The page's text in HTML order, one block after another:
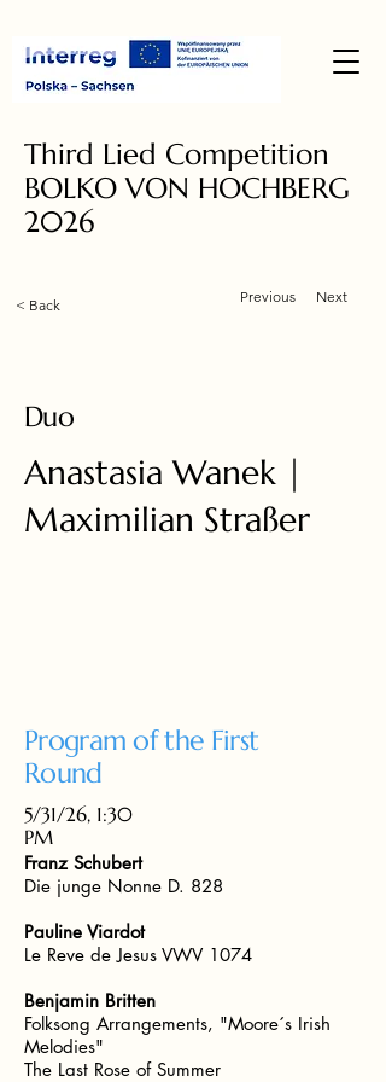
Third Lied Competition
BOLKO VON HOCHBERG
2026
< Back Previous Next
Duo
Anastasia Wanek |
Maximilian Straßer
Program of the First
Round
Franz Schubert
Die junge Nonne D. 828
Pauline Viardot
Le Reve de Jesus VWV 1074
Benjamin Britten
Folksong Arrangements, "Moore´s Irish
Melodies"
The Last Rose of Summer
5/31/26, 1:30
PM